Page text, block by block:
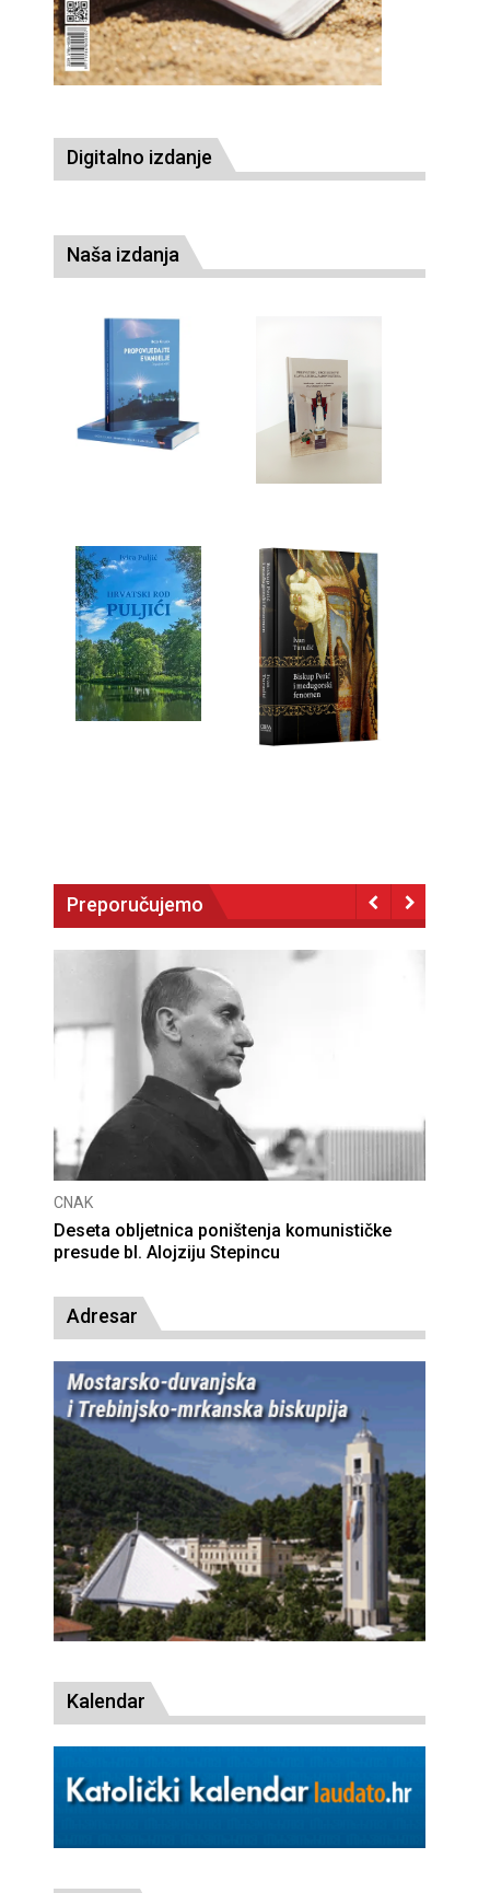
Digitalno izdanje
Naša izdanja
Preporučujemo
CNAK
Deseta obljetnica poništenja komunističke
presude bl. Alojziju Stepincu
Adresar
Kalendar